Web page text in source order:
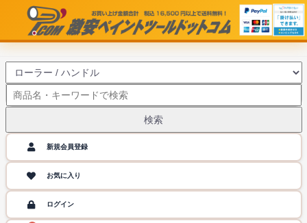
検索
新規会員登録
お気に入り
ログイン